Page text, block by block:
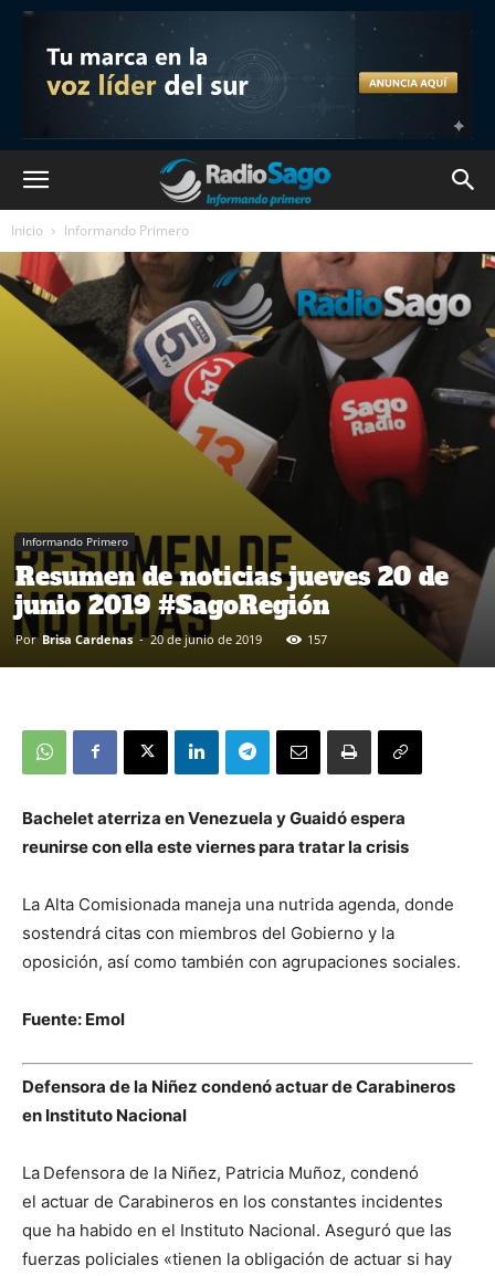
Inicio Informando Primero
Informando Primero
Resumen de noticias jueves 20 de
junio 2019 #SagoRegión
Por Brisa Cardenas - 20 de junio de 2019 157
Bachelet aterriza en Venezuela y Guaidó espera
reunirse con ella este viernes para tratar la crisis
La Alta Comisionada maneja una nutrida agenda, donde
sostendrá citas con miembros del Gobierno y la
oposición, así como también con agrupaciones sociales.
Fuente: Emol
Defensora de la Niñez condenó actuar de Carabineros
en Instituto Nacional
La Defensora de la Niñez, Patricia Muñoz, condenó
el actuar de Carabineros en los constantes incidentes
que ha habido en el Instituto Nacional. Aseguró que las
fuerzas policiales «tienen la obligación de actuar si hay